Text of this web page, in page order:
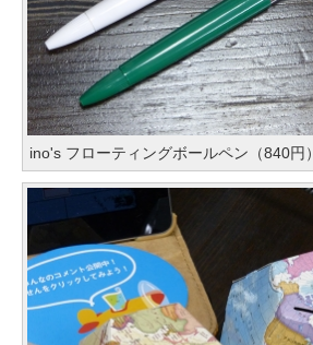
ino's フローティングボールペン（840円）